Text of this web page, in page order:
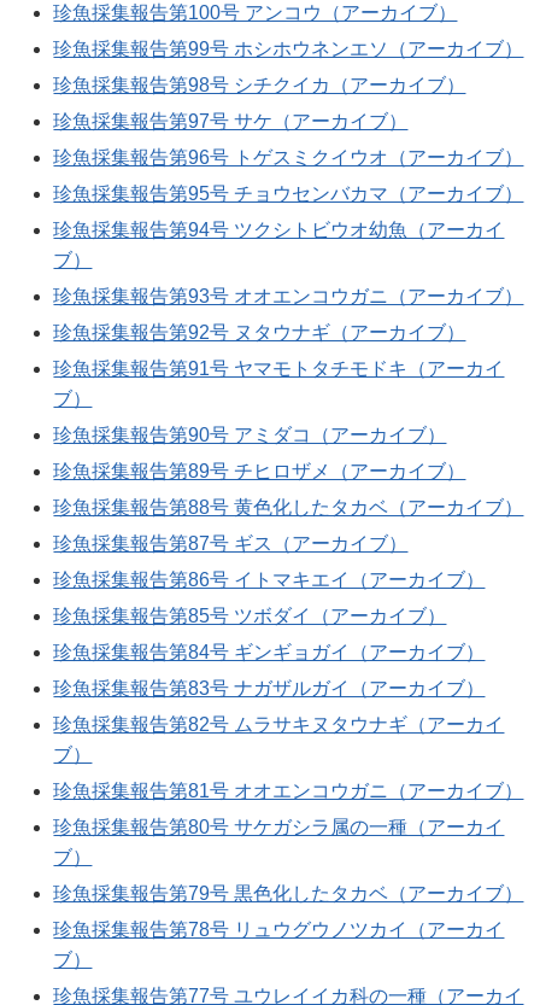
珍魚採集報告第100号 アンコウ（アーカイブ）
珍魚採集報告第99号 ホシホウネンエソ（アーカイブ）
珍魚採集報告第98号 シチクイカ（アーカイブ）
珍魚採集報告第97号 サケ（アーカイブ）
珍魚採集報告第96号 トゲスミクイウオ（アーカイブ）
珍魚採集報告第95号 チョウセンバカマ（アーカイブ）
珍魚採集報告第94号 ツクシトビウオ幼魚（アーカイ
ブ）
珍魚採集報告第93号 オオエンコウガニ（アーカイブ）
珍魚採集報告第92号 ヌタウナギ（アーカイブ）
珍魚採集報告第91号 ヤマモトタチモドキ（アーカイ
ブ）
珍魚採集報告第90号 アミダコ（アーカイブ）
珍魚採集報告第89号 チヒロザメ（アーカイブ）
珍魚採集報告第88号 黄色化したタカベ（アーカイブ）
珍魚採集報告第87号 ギス（アーカイブ）
珍魚採集報告第86号 イトマキエイ（アーカイブ）
珍魚採集報告第85号 ツボダイ（アーカイブ）
珍魚採集報告第84号 ギンギョガイ（アーカイブ）
珍魚採集報告第83号 ナガザルガイ（アーカイブ）
珍魚採集報告第82号 ムラサキヌタウナギ（アーカイ
ブ）
珍魚採集報告第81号 オオエンコウガニ（アーカイブ）
珍魚採集報告第80号 サケガシラ属の一種（アーカイ
ブ）
珍魚採集報告第79号 黒色化したタカベ（アーカイブ）
珍魚採集報告第78号 リュウグウノツカイ（アーカイ
ブ）
珍魚採集報告第77号 ユウレイイカ科の一種（アーカイ